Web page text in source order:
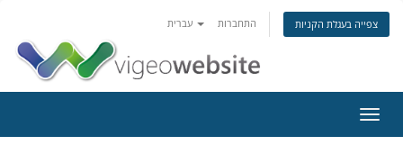
התחברות צפייה בעגלת הקניות
ניווט